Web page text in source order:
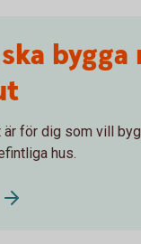
är för dig som vill
hus.